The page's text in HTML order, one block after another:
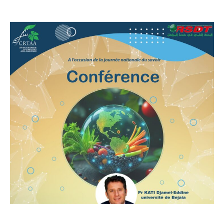
l’occasion
journée
nationale
du
savoir